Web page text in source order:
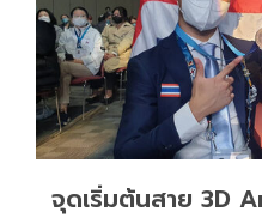
จุดเริ่มต้นสาย 3D